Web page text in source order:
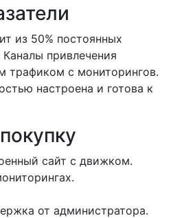
из 50% постоянных
привлечения
трафиком с мониторингов.
настроена и готова к
сайт с движком.
от администратора.